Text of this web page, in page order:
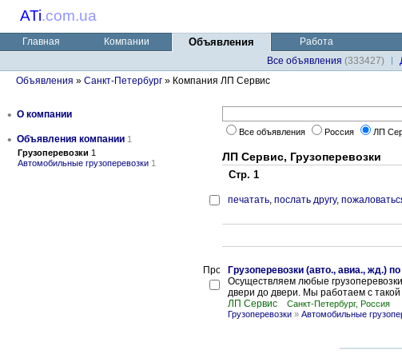
ATi.com.ua
Главная Компании Объявления
Работа
Все объявления (333427)
Объявления » Санкт-Петербург » Компания ЛП Сервис
• О компании
• Объявления компании 1
Грузоперевозки 1
Автомобильные грузоперевозки 1
Все объявления Россия ЛП
ЛП Сервис, Грузоперевозки
Стр. 1
печатать, послать другу,
Грузоперевозки (авто., авиа., жд.)
Осуществляем любые
двери до двери. Мы работаем с
ЛП Сервис
Санкт-Петербург, Россия
Грузоперевозки » Автомобильные